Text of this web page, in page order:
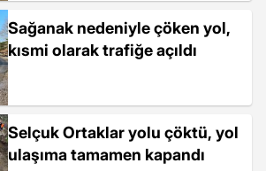
Sağanak nedeniyle çöken yol,
kısmi olarak trafiğe açıldı
Selçuk Ortaklar yolu çöktü, yol
ulaşıma tamamen kapandı